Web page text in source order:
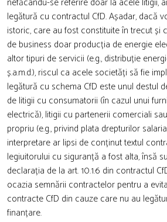
legătură cu contractul CfD. Așadar, dacă
istoric, care au fost constituite în trecut și
de business doar producția de energie
altor tipuri de servicii (e.g., distribuție
ș.a.m.d.), riscul ca acele societăți să fie
legătură cu schema CfD este unul destul
de litigii cu consumatorii (în cazul unui
electrică), litigii cu partenerii comerciali
propriu (e.g., privind plata drepturilor
interpretare ar lipsi de conținut textul
legiuitorului cu siguranță a fost alta, însă
declarația de la art. 10.1.6 din contractul
ocazia semnării contractelor pentru a
contracte CfD din cauze care nu au
finanțare.